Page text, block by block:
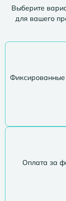
Выберите
для вашего
Оплата за